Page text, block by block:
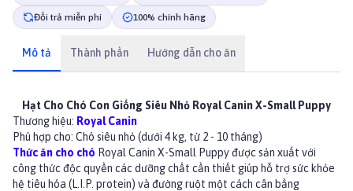
Đổi trả miễn phí 100% chính hãng
Mô tả Thành phần Hướng dẫn cho ăn
Hạt Cho Chó Con Giống Siêu Nhỏ Royal Canin X-Small Puppy
Thương hiệu: Royal Canin
Phù hợp cho: Chó siêu nhỏ (dưới 4 kg, từ 2 - 10 tháng)
Thức ăn cho chó Royal Canin X-Small Puppy được sản xuất với
công thức độc quyền các dưỡng chất cần thiết giúp hỗ trợ sức khỏe
hệ tiêu hóa (L.I.P. protein) và đường ruột một cách cân bằng